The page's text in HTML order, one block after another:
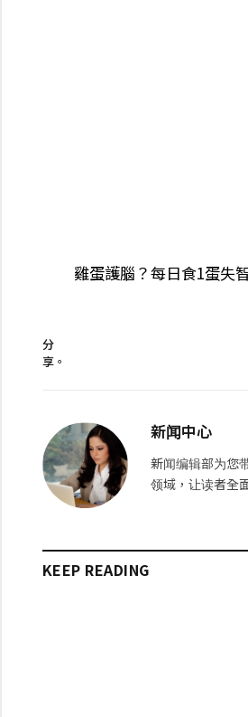
雞蛋護腦？每日食1蛋失
分
享。
新闻中心
新闻编辑部为您
领域，让读者全
KEEP READING